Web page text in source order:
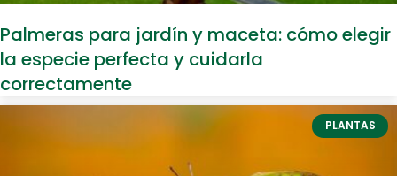
Palmeras para jardín y maceta: cómo elegir
la especie perfecta y cuidarla
correctamente
PLANTAS